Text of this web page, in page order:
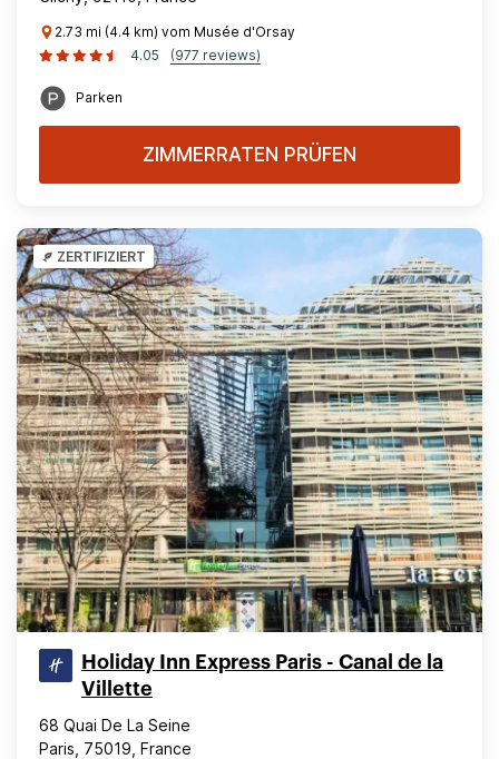
2.73 mi (4.4 km) vom Musée d'Orsay
4.05
(977 reviews)
Parken
ZIMMERRATEN PRÜFEN
ZERTIFIZIERT
Holiday Inn Express Paris - Canal de la
Villette
68 Quai De La Seine
Paris, 75019, France